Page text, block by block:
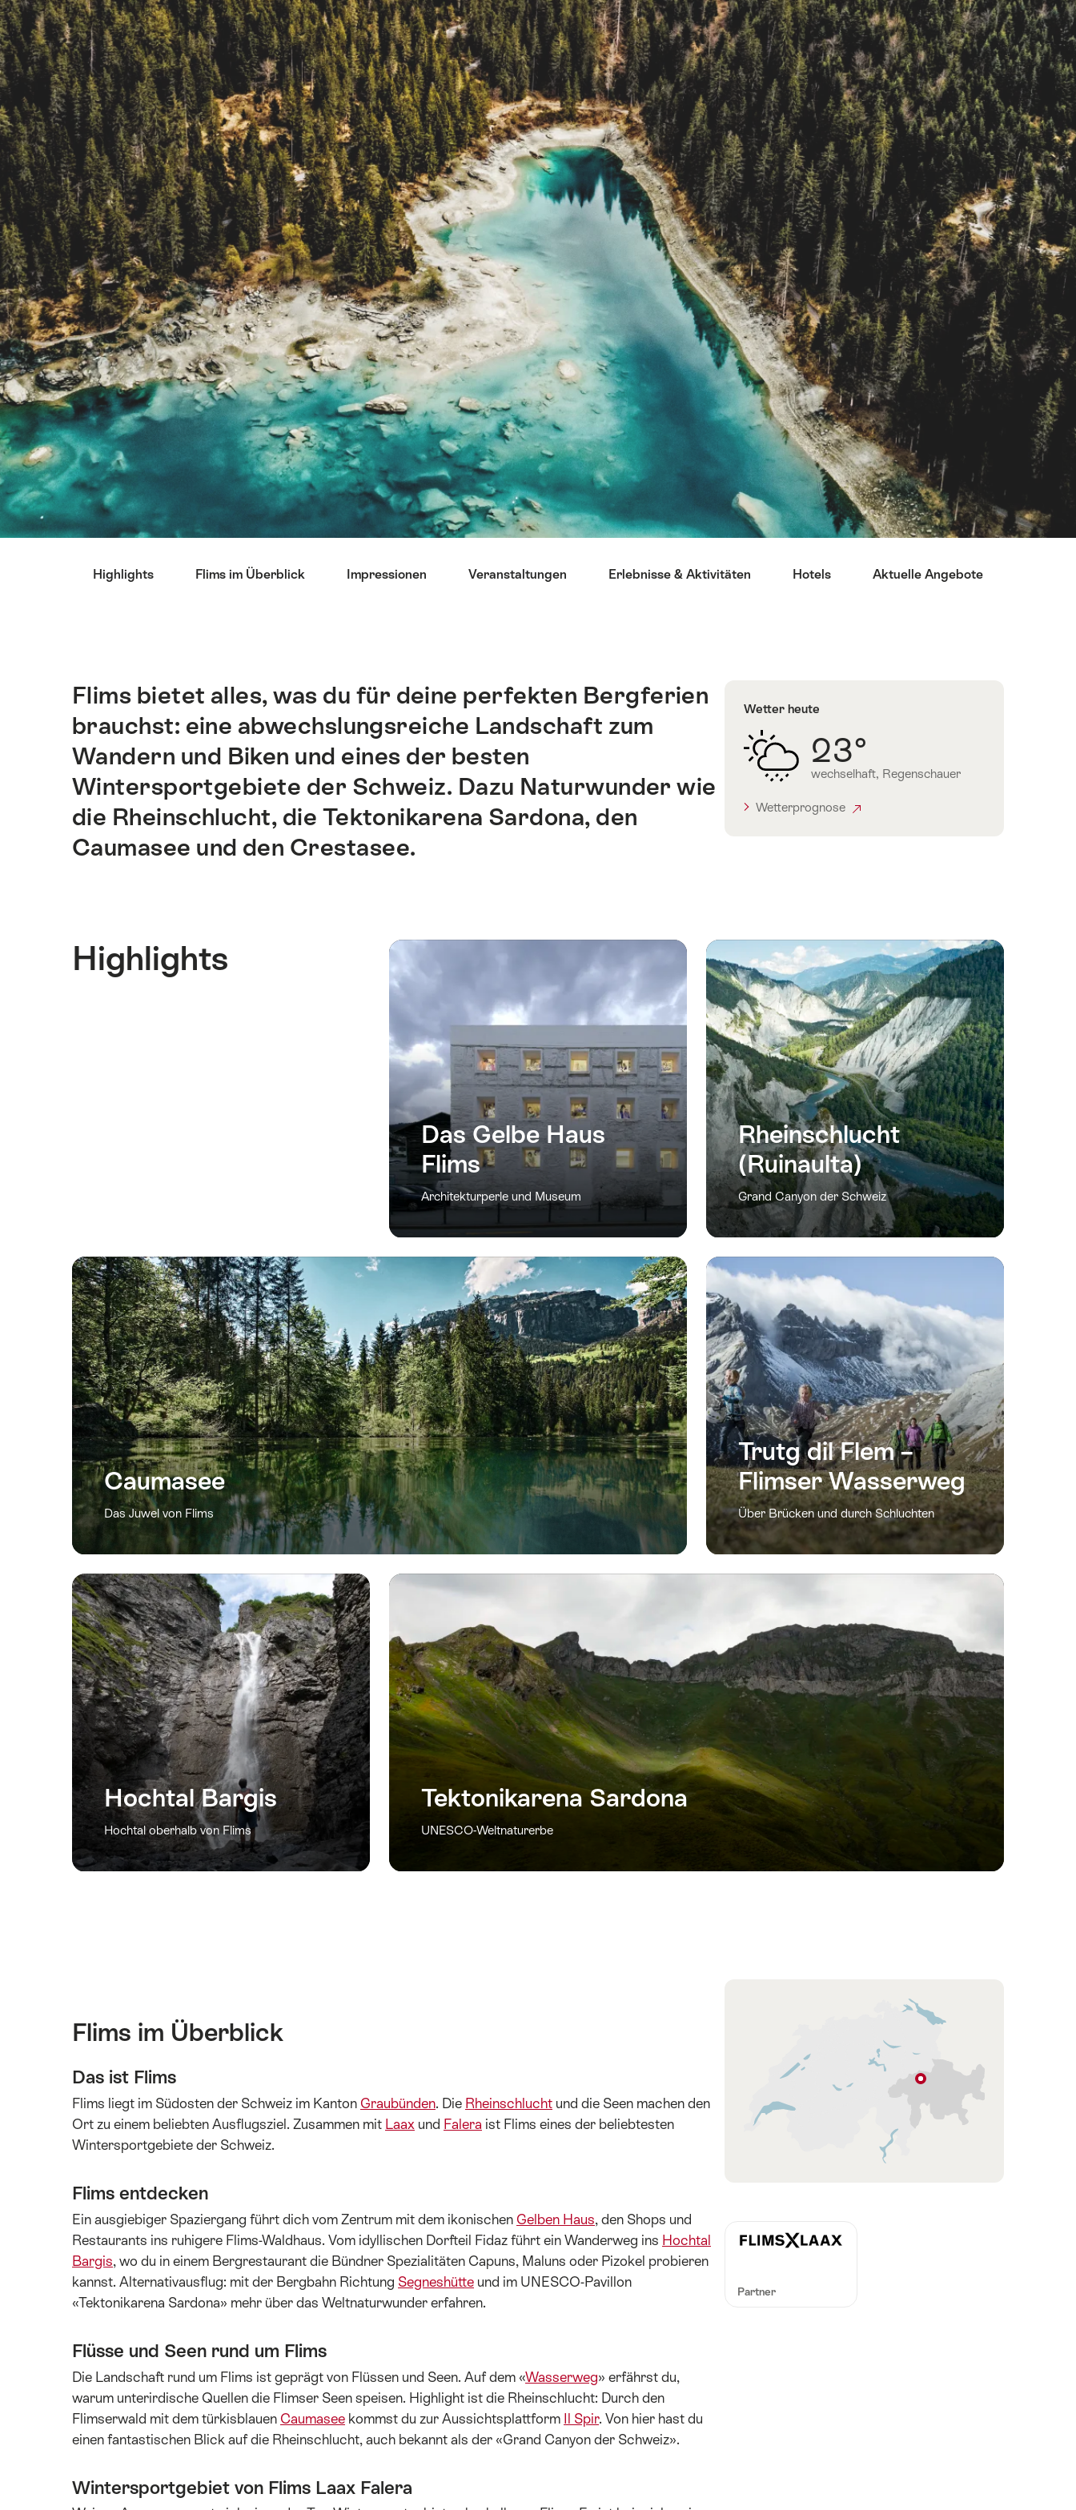
Ankerpunkten
auf
dieser
Seite
führen.
Highlights Flims im Überblick Impressionen Veranstaltungen Erlebnisse & Aktivitäten Hotels Aktuelle Angebote
Einleitung
Flims bietet alles, was du für deine perfekten Bergferien
brauchst: eine abwechslungsreiche Landschaft zum
Wandern und Biken und eines der besten
Wintersportgebiete der Schweiz. Dazu Naturwunder wie
die Rheinschlucht, die Tektonikarena Sardona, den
Caumasee und den Crestasee.
Wetter heute
23°
wechselhaft, Regenschauer
Wetterprognose
Highlights
Das Gelbe Haus
Flims
Architekturperle und Museum
Rheinschlucht
(Ruinaulta)
Grand Canyon der Schweiz
Caumasee
Das Juwel von Flims
Trutg dil Flem –
Flimser Wasserweg
Über Brücken und durch Schluchten
Hochtal Bargis
Hochtal oberhalb von Flims
Tektonikarena Sardona
UNESCO-Weltnaturerbe
Flims im Überblick
Das ist Flims
Flims liegt im Südosten der Schweiz im Kanton Graubünden. Die Rheinschlucht und die Seen machen den
Ort zu einem beliebten Ausflugsziel. Zusammen mit Laax und Falera ist Flims eines der beliebtesten
Wintersportgebiete der Schweiz.
Flims entdecken
Ein ausgiebiger Spaziergang führt dich vom Zentrum mit dem ikonischen Gelben Haus, den Shops und
Restaurants ins ruhigere Flims-Waldhaus. Vom idyllischen Dorfteil Fidaz führt ein Wanderweg ins Hochtal
Bargis, wo du in einem Bergrestaurant die Bündner Spezialitäten Capuns, Maluns oder Pizokel probieren
kannst. Alternativausflug: mit der Bergbahn Richtung Segneshütte und im UNESCO-Pavillon
«Tektonikarena Sardona» mehr über das Weltnaturwunder erfahren.
Flüsse und Seen rund um Flims
Die Landschaft rund um Flims ist geprägt von Flüssen und Seen. Auf dem «Wasserweg» erfährst du,
warum unterirdische Quellen die Flimser Seen speisen. Highlight ist die Rheinschlucht: Durch den
Flimserwald mit dem türkisblauen Caumasee kommst du zur Aussichtsplattform Il Spir. Von hier hast du
einen fantastischen Blick auf die Rheinschlucht, auch bekannt als der «Grand Canyon der Schweiz».
Wintersportgebiet von Flims Laax Falera
Graubünden
Partner